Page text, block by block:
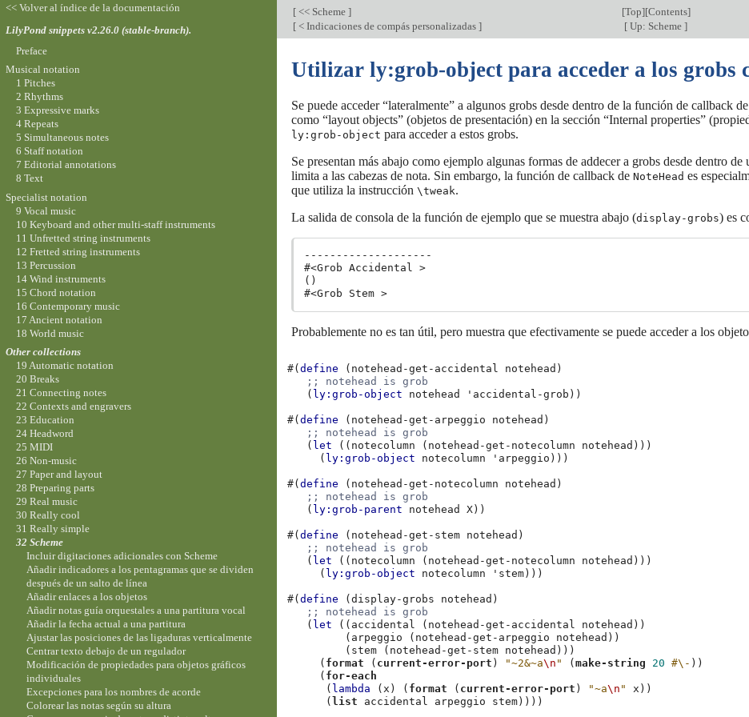
[ << Scheme ] [Top][Contents]
[ < Indicaciones de compás personalizadas ] [ Up: Scheme ]
Utilizar ly:grob-object para acceder a los grobs
Se puede acceder “lateralmente” a algunos grobs desde dentro de la función de callback
como “layout objects” (objetos de presentación) en la sección “Internal properties”
ly:grob-object para acceder a estos grobs.
Se presentan más abajo como ejemplo algunas formas de addecer a grobs desde dentro
limita a las cabezas de nota. Sin embargo, la función de callback de NoteHead es
que utiliza la instrucción \tweak.
La salida de consola de la función de ejemplo que se muestra abajo (display-grobs) es
--------------------
#<Grob Accidental >
()
Probablemente no es tan útil, pero muestra que efectivamente se puede acceder a los
#(define ( notehead-get-accidental notehead )
;; notehead is grob
( ly:grob-object notehead 'accidental-grob ))
#(define ( notehead-get-arpeggio notehead )
;; notehead is grob
( let (( notecolumn ( notehead-get-notecolumn notehead )))
( ly:grob-object notecolumn 'arpeggio )))
#(define ( notehead-get-notecolumn notehead )
;; notehead is grob
( ly:grob-parent notehead X ))
#(define ( notehead-get-stem notehead )
;; notehead is grob
( let (( notecolumn ( notehead-get-notecolumn notehead )))
( ly:grob-object notecolumn 'stem )))
#(define (display-grobs notehead )
;; notehead is grob
( let (( accidental ( notehead-get-accidental notehead ))
( arpeggio ( notehead-get-arpeggio notehead ))
( stem ( notehead-get-stem notehead )))
( format ( current-error-port ) "~2&~a\n " (make-string 20 #\- ))
( for-each
( lambda ( x ) ( format ( current-error-port ) "~a\n " x ))
( list accidental arpeggio stem ))))
<< Volver al índice de la documentación
LilyPond snippets v2.26.0 (stable-branch).
Preface
Musical notation
1 Pitches
2 Rhythms
3 Expressive marks
4 Repeats
5 Simultaneous notes
6 Staff notation
7 Editorial annotations
8 Text
Specialist notation
9 Vocal music
10 Keyboard and other multi-staff instruments
11 Unfretted string instruments
12 Fretted string instruments
13 Percussion
14 Wind instruments
15 Chord notation
16 Contemporary music
17 Ancient notation
18 World music
Other collections
19 Automatic notation
20 Breaks
21 Connecting notes
22 Contexts and engravers
23 Education
24 Headword
25 MIDI
26 Non-music
27 Paper and layout
28 Preparing parts
29 Real music
30 Really cool
31 Really simple
32 Scheme
Incluir digitaciones adicionales con Scheme
Añadir indicadores a los pentagramas que se dividen
después de un salto de línea
Añadir enlaces a los objetos
Añadir notas guía orquestales a una partitura vocal
Añadir la fecha actual a una partitura
Ajustar las posiciones de las ligaduras verticalmente
Centrar texto debajo de un regulador
Modificación de propiedades para objetos gráficos
individuales
Excepciones para los nombres de acorde
Colorear las notas según su altura